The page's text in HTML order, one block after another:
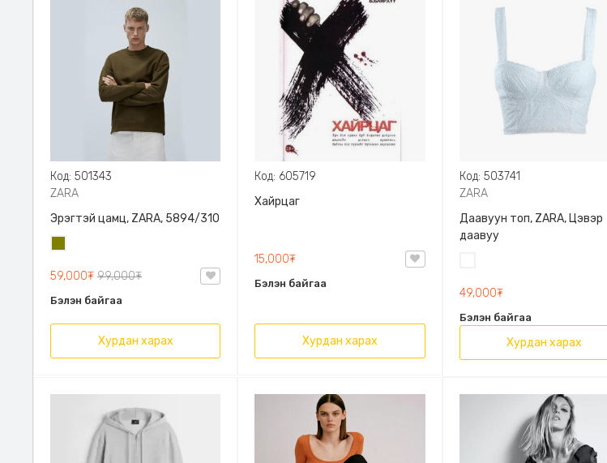
Код: 501343
ZARA
Эрэгтэй цамц, ZARA, 5894/310
59,000₮ 99,000₮
Бэлэн байгаа
Хурдан харах
Код: 605719
Хайрцаг
15,000₮
Бэлэн байгаа
Хурдан харах
Код: 503741
ZARA
Даавуун топ, ZARA, Цэвэр
даавуу
49,000₮
Бэлэн байгаа
Хурдан харах